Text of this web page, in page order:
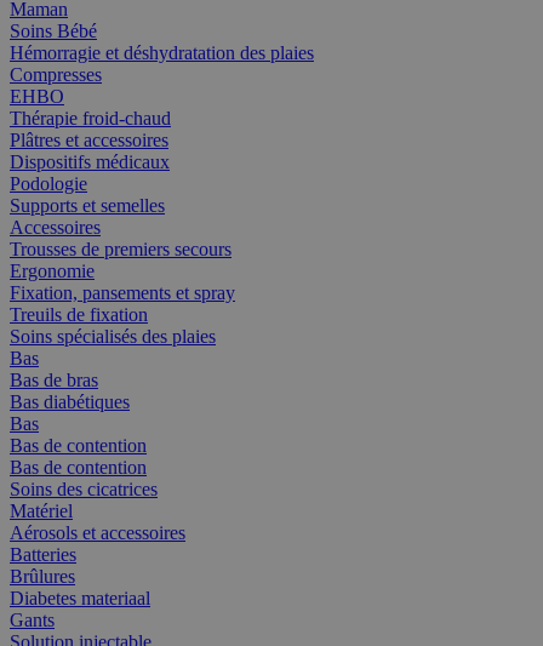
Maman
Soins Bébé
Hémorragie et déshydratation des plaies
Compresses
EHBO
Thérapie froid-chaud
Plâtres et accessoires
Dispositifs médicaux
Podologie
Supports et semelles
Accessoires
Trousses de premiers secours
Ergonomie
Fixation, pansements et spray
Treuils de fixation
Soins spécialisés des plaies
Bas
Bas de bras
Bas diabétiques
Bas
Bas de contention
Bas de contention
Soins des cicatrices
Matériel
Aérosols et accessoires
Batteries
Brûlures
Diabetes materiaal
Gants